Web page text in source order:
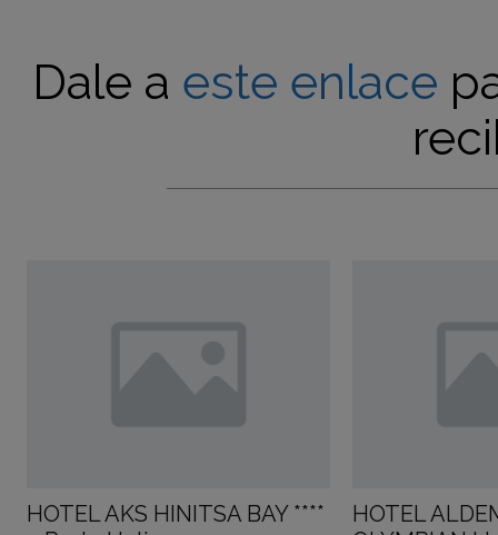
Dale a este enlace
HOTEL AKS HINITSA BAY ****
HOTEL